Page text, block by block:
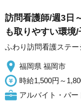
訪問看護師/週3日
も取りやすい環境
ふわり訪問看護ステー
福岡県 福岡市
時給1,500円～
アルバイト・パー